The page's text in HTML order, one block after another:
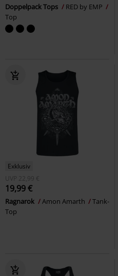
Doppelpack Tops
RED by EMP
Top
Exklusiv
UVP
22,99 €
19,99 €
Ragnarok Amon Amarth
Tank-
Top